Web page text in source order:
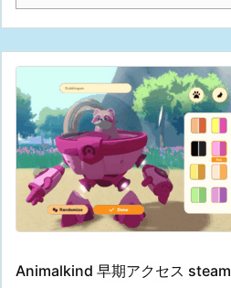
Animalkind 早期アクセス steam